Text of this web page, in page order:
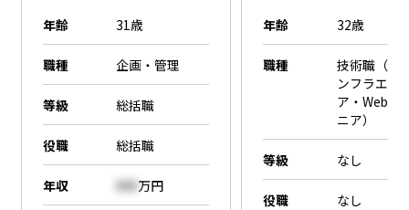
年齢 31歳
職種 企画・管理
等級 総括職
役職 総括職
年収 000万円
年齢 32歳
職種
技術職（SE
ンフラエン
ア・Webエ
ニア）
等級 なし
役職 なし